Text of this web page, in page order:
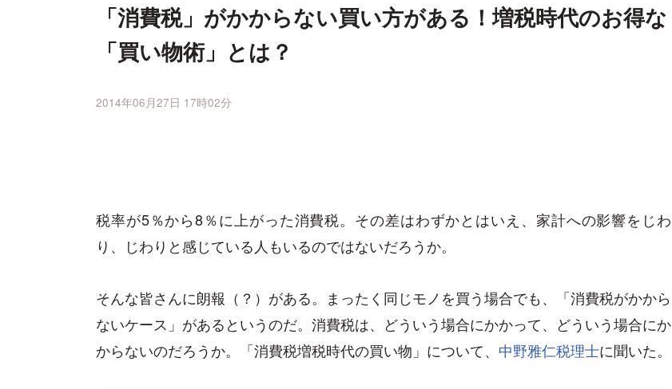
「消費税」がかからない買い方がある！増税時代のお得な
「買い物術」とは？
2014年06月27日 17時02分
税率が5％から8％に上がった消費税。その差はわずかとはいえ、家計への影響をじわ
り、じわりと感じている人もいるのではないだろうか。
そんな皆さんに朗報（？）がある。まったく同じモノを買う場合でも、「消費税がかから
ないケース」があるというのだ。消費税は、どういう場合にかかって、どういう場合にか
からないのだろうか。「消費税増税時代の買い物」について、 中野雅仁税理士に聞いた。